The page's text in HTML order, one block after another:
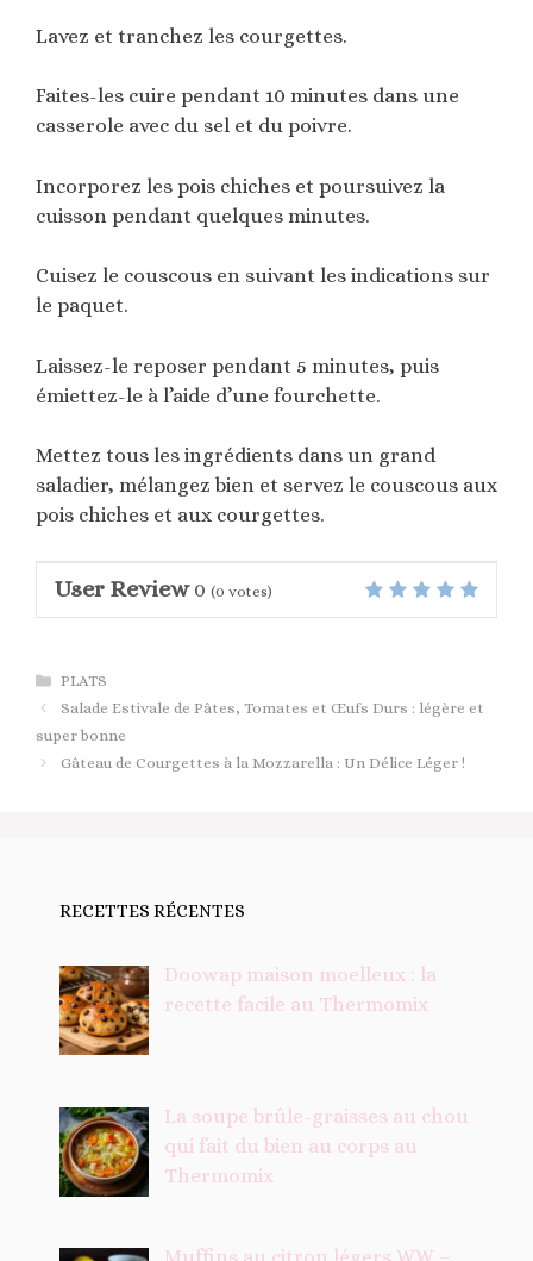
Lavez et tranchez les courgettes.
Faites-les cuire pendant 10 minutes dans une
casserole avec du sel et du poivre.
Incorporez les pois chiches et poursuivez la
cuisson pendant quelques minutes.
Cuisez le couscous en suivant les indications sur
le paquet.
Laissez-le reposer pendant 5 minutes, puis
émiettez-le à l’aide d’une fourchette.
Mettez tous les ingrédients dans un grand
saladier, mélangez bien et servez le couscous aux
pois chiches et aux courgettes.
User Review 0 (0 votes)
Catégories
PLATS
Salade Estivale de Pâtes, Tomates et Œufs Durs : légère et
super bonne
Gâteau de Courgettes à la Mozzarella : Un Délice Léger !
RECETTES RÉCENTES
Doowap maison moelleux : la
recette facile au Thermomix
La soupe brûle-graisses au chou
qui fait du bien au corps au
Thermomix